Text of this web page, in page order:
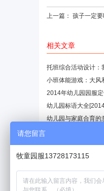
上一篇： 孩子一定
相关文章
托班综合活动设计
小班体能游戏：大风
2014年幼儿园园服
幼儿园标语大全
幼儿园与家庭合育的
请您留言
牧童园服13728173115